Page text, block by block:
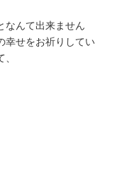
なんて出来ません
幸せをお祈りしてい